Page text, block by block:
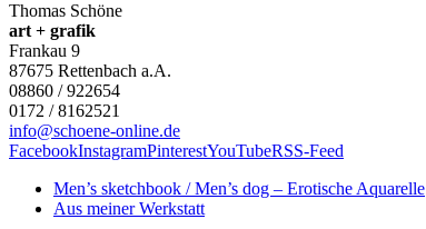
Thomas Schöne
art + grafik
Frankau 9
87675 Rettenbach a.A.
08860 / 922654
0172 / 8162521
info@schoene-online.de
FacebookInstagramPinterestYouTubeRSS-Feed
Men’s sketchbook / Men’s dog – Erotische Aquarelle
Aus meiner Werkstatt